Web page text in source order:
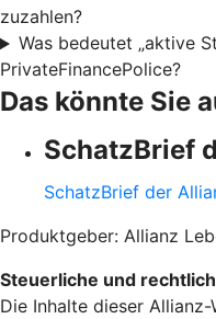
zuzahlen?
Was bedeutet „aktive
PrivateFinancePolice?
Das könnte Sie
SchatzBrief
SchatzBrief der
Produktgeber: Allianz
Steuerliche und
Die Inhalte dieser